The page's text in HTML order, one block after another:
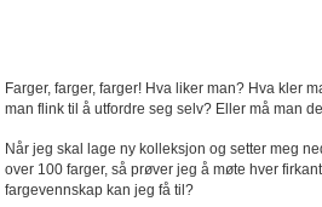
Farger, farger, farger! Hva liker man? Hva kler
man flink til å utfordre seg selv? Eller må man
Når jeg skal lage ny kolleksjon og setter meg
over 100 farger, så prøver jeg å møte hver
fargevennskap kan jeg få til?